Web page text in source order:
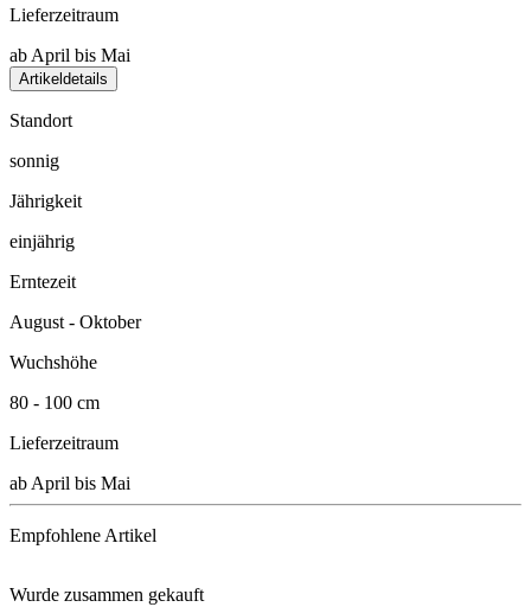
Lieferzeitraum
ab April bis Mai
Artikeldetails
Standort
sonnig
Jährigkeit
einjährig
Erntezeit
August - Oktober
Wuchshöhe
80 - 100 cm
Lieferzeitraum
ab April bis Mai
Empfohlene Artikel
Wurde zusammen gekauft